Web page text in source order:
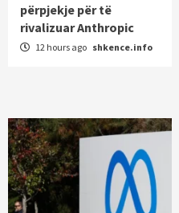
përpjekje për të
rivalizuar Anthropic
12 hours ago shkence.info